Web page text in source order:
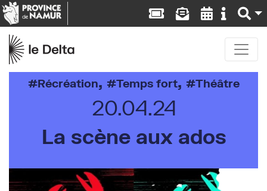
Récréation, Temps fort, Théâtre
20.04.24
La scène aux ados